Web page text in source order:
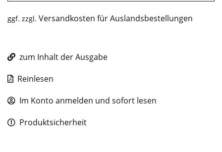
ggf. zzgl. Versandkosten für Auslandsbestellungen
zum Inhalt der Ausgabe
Reinlesen
Im Konto anmelden und sofort lesen
Produktsicherheit